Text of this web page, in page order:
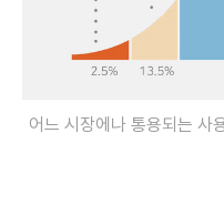
어느 시장에나 통용되는 사